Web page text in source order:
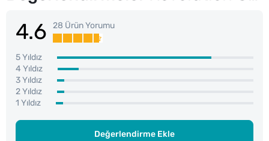
4.6 28 Ürün Yorumu
5 Yıldız
4 Yıldız
3 Yıldız
2 Yıldız
1 Yıldız
Değerlendirme Ekle